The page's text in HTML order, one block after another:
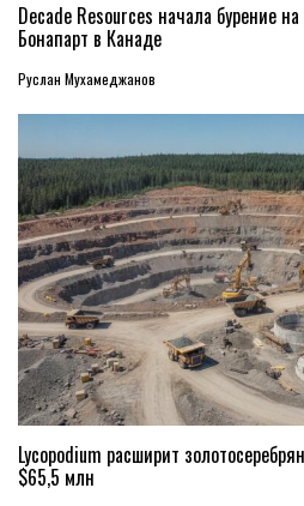
Decade Resources начала бурение
Бонапарт в Канаде
Руслан Мухамеджанов
Lycopodium расширит
$65,5 млн